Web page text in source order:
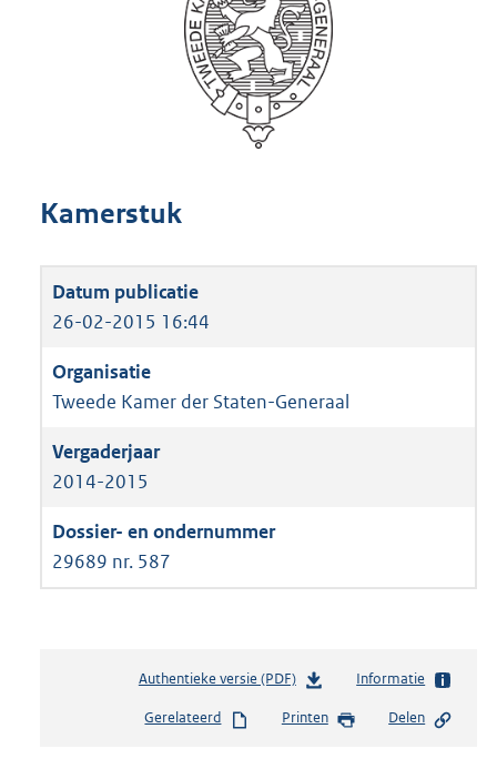
Kamerstuk
26-02-2015 16:44
Tweede Kamer der Staten-Generaal
2014-2015
29689 nr. 587
Authentieke versie (PDF)b
s
Informatie
Gerelateerd Printen Delen